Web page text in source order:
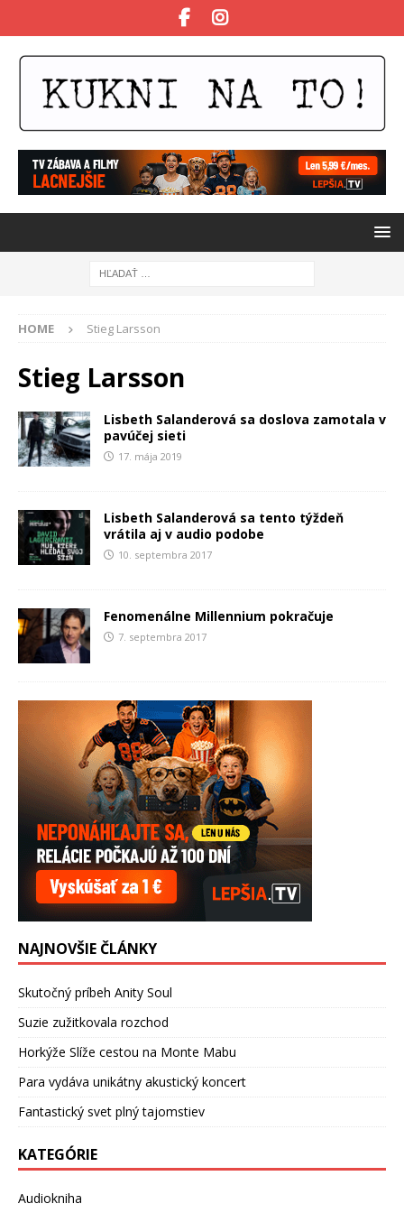
HOME Stieg Larsson
Stieg Larsson
Lisbeth Salanderová sa doslova zamotala v
pavúčej sieti
17. mája 2019
Lisbeth Salanderová sa tento týždeň
vrátila aj v audio podobe
10. septembra 2017
Fenomenálne Millennium pokračuje
7. septembra 2017
NAJNOVŠIE ČLÁNKY
Skutočný príbeh Anity Soul
Suzie zužitkovala rozchod
Horkýže Slíže cestou na Monte Mabu
Para vydáva unikátny akustický koncert
Fantastický svet plný tajomstiev
KATEGÓRIE
Audiokniha